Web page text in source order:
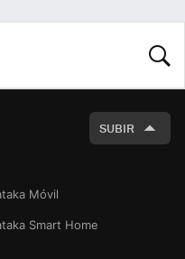
SUBIR
Móvil
Smart Home